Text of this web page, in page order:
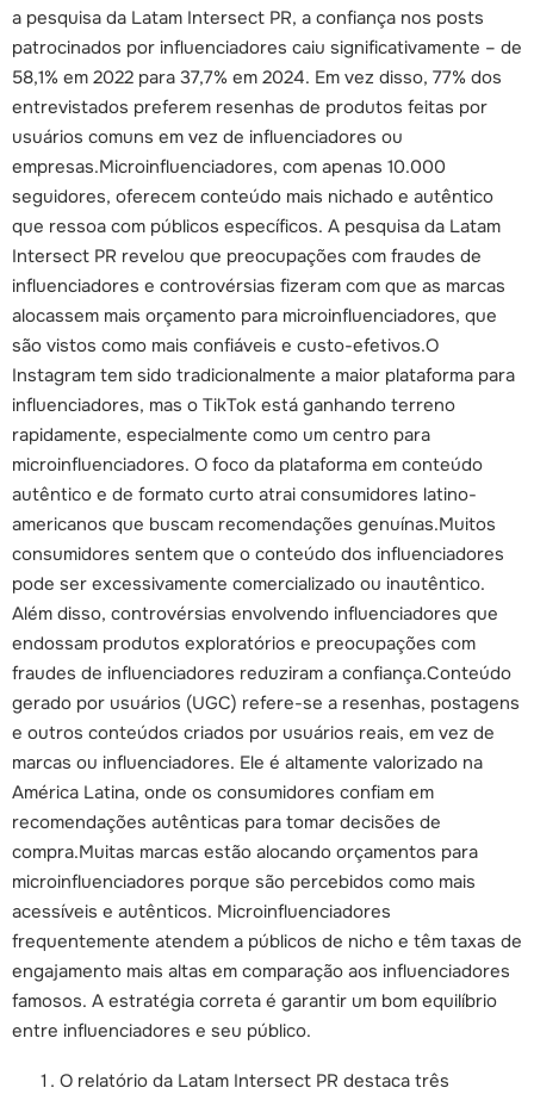
a pesquisa da Latam Intersect PR, a confiança nos posts
patrocinados por influenciadores caiu significativamente – de
58,1% em 2022 para 37,7% em 2024. Em vez disso, 77% dos
entrevistados preferem resenhas de produtos feitas por
usuários comuns em vez de influenciadores ou
empresas.Microinfluenciadores, com apenas 10.000
seguidores, oferecem conteúdo mais nichado e autêntico
que ressoa com públicos específicos. A pesquisa da Latam
Intersect PR revelou que preocupações com fraudes de
influenciadores e controvérsias fizeram com que as marcas
alocassem mais orçamento para microinfluenciadores, que
são vistos como mais confiáveis e custo-efetivos.O
Instagram tem sido tradicionalmente a maior plataforma para
influenciadores, mas o TikTok está ganhando terreno
rapidamente, especialmente como um centro para
microinfluenciadores. O foco da plataforma em conteúdo
autêntico e de formato curto atrai consumidores latino-
americanos que buscam recomendações genuínas.Muitos
consumidores sentem que o conteúdo dos influenciadores
pode ser excessivamente comercializado ou inautêntico.
Além disso, controvérsias envolvendo influenciadores que
endossam produtos exploratórios e preocupações com
fraudes de influenciadores reduziram a confiança.Conteúdo
gerado por usuários (UGC) refere-se a resenhas, postagens
e outros conteúdos criados por usuários reais, em vez de
marcas ou influenciadores. Ele é altamente valorizado na
América Latina, onde os consumidores confiam em
recomendações autênticas para tomar decisões de
compra.Muitas marcas estão alocando orçamentos para
microinfluenciadores porque são percebidos como mais
acessíveis e autênticos. Microinfluenciadores
frequentemente atendem a públicos de nicho e têm taxas de
engajamento mais altas em comparação aos influenciadores
famosos. A estratégia correta é garantir um bom equilíbrio
entre influenciadores e seu público.
O relatório da Latam Intersect PR destaca três